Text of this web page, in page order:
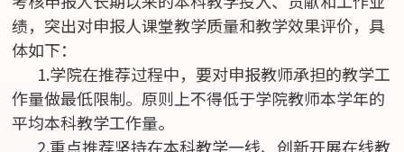
绩，突出对申报人课堂教学质量和教学效果评价，具
体如下：
1.学院在推荐过程中，要对申报教师承担的教学工
作量做最低限制。原则上不得低于学院教师本学年的
平均本科教学工作量。
2.重点推荐坚持在本科教学一线、创新开展在线教